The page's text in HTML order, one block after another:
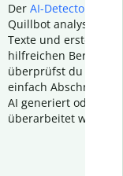
Der AI-Detector
Quillbot analysiert
Texte und erstellt
hilfreichen Bericht.
überprüfst du
einfach Abschnitte,
AI generiert oder
überarbeitet wurden.